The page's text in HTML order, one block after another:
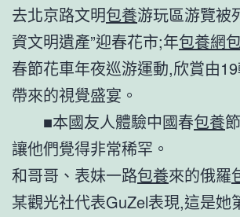
去北京路文明包養游玩區游覽被
資文明遺產”迎春花市;年包養網
春節花車年夜巡游運動,欣賞由
帶來的視覺盛宴。
■本國友人體驗中國春包養
讓他們覺得非常稀罕。
和哥哥、表妹一路包養來的俄羅
某觀光社代表GuZel表現,這是她